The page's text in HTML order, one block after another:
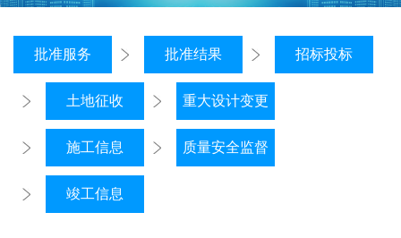
批准服务 批准结果 招标投标
土地征收 重大设计变更
施工信息 质量安全监督
竣工信息